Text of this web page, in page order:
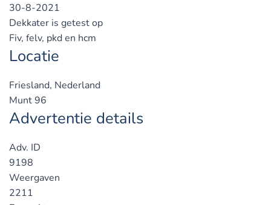
30-8-2021
Dekkater is getest op
Fiv, felv, pkd en hcm
Locatie
Friesland, Nederland
Munt 96
Advertentie details
Adv. ID
9198
Weergaven
2211